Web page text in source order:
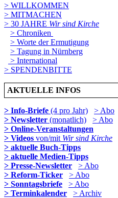
> WILLKOMMEN
> MITMACHEN
> 30 JAHRE Wir sind Kirche
> Chroniken
> Worte der Ermutigung
> Tagung in Nürnberg
> International
> SPENDENBITTE
AKTUELLE INFOS
> Info-Briefe (4 pro Jahr)
> Abo
> Newsletter (monatlich)
> Abo
> Online-Veranstaltungen
> Videos von/mit Wir sind Kirche
> aktuelle Buch-Tipps
> aktuelle Medien-Tipps
> Presse-Newsletter
> Abo
> Reform-Ticker
> Abo
> Sonntagsbriefe
> Abo
> Terminkalender
> Archiv